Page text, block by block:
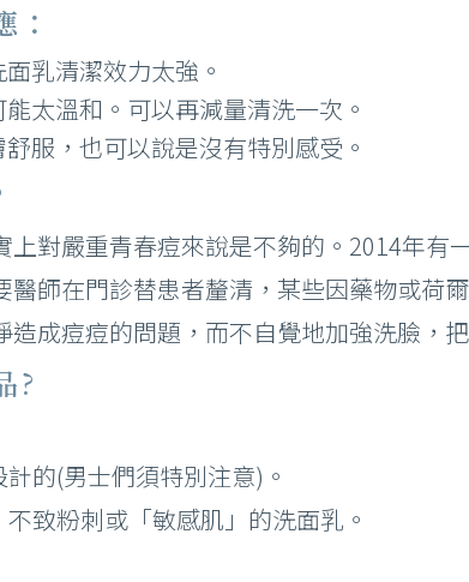
乳清潔效力太強。
太溫和。可以再減量清洗一次。
服，也可以說是沒有特別感受。
上對嚴重青春痘來說是不夠的。2014年有
師在門診替患者釐清，某些因藥物或荷
成痘痘的問題，而不自覺地加強洗臉，
?
的(男士們須特別注意)。
致粉刺或「敏感肌」的洗面乳。